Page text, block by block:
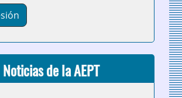
Noticias de la AEPT